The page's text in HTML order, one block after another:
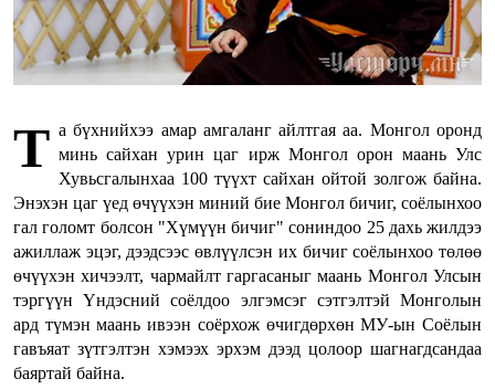
Т а бүхнийхээ амар амгаланг айлтгая аа. Монгол оронд
минь сайхан урин цаг ирж Монгол орон маань Улс
Хувьсгалынхаа 100 түүхт сайхан ойтой золгож байна.
Энэхэн цаг үед өчүүхэн миний бие Монгол бичиг, соёлынхоо
гал голомт болсон "Хүмүүн бичиг" сониндоо 25 дахь жилдээ
ажиллаж эцэг, дээдсээс өвлүүлсэн их бичиг соёлынхоо төлөө
өчүүхэн хичээлт, чармайлт гаргасаныг маань Монгол Улсын
тэргүүн Үндэсний соёлдоо элгэмсэг сэтгэлтэй Монголын
ард түмэн маань ивээн соёрхож өчигдөрхөн МУ-ын Соёлын
гавъяат зүтгэлтэн хэмээх эрхэм дээд цолоор шагнагдсандаа
баяртай байна.